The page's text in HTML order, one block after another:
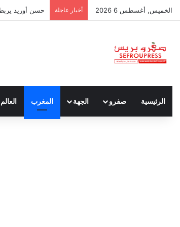
الخميس, أغسطس 6 2026 أخبار عاجلة حسن أوريد يربط
الرئيسية صفرو الجهة المغرب العالم